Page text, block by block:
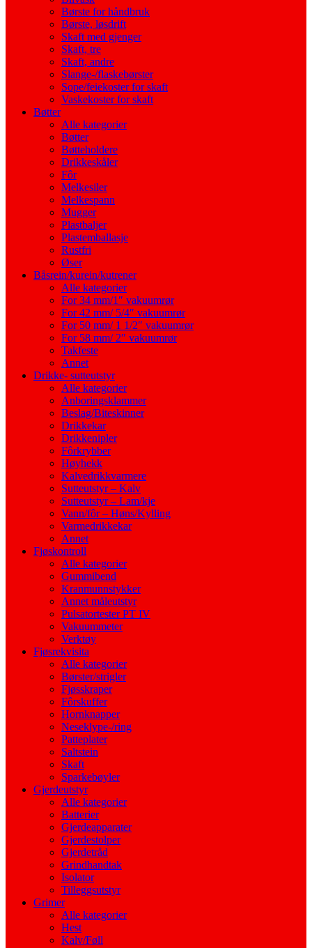
Børste for håndbruk
Børste, løsdrift
Skaft med gjenger
Skaft, tre
Skaft, andre
Slange-/flaskebørster
Sope/feiekoster for skaft
Vaskekoster for skaft
Bøtter
Alle kategorier
Bøtter
Bøtteholdere
Drikkeskåler
Fôr
Melkesiler
Melkespann
Mugger
Plastbaljer
Plastemballasje
Rustfri
Øser
Båsrein/kurein/kutrener
Alle kategorier
For 34 mm/1″ vakuumrør
For 42 mm/ 5/4″ vakuumrør
For 50 mm/ 1 1/2″ vakuumrør
For 58 mm/ 2″ vakuumrør
Takfeste
Annet
Drikke- sutteutstyr
Alle kategorier
Anboringsklammer
Beslag/Biteskinner
Drikkekar
Drikkenipler
Fôrkrybber
Høyhekk
Kalvedrikkvarmere
Sutteutstyr – Kalv
Sutteutstyr – Lam/kje
Vann/fôr – Høns/Kylling
Varmedrikkekar
Annet
Fjøskontroll
Alle kategorier
Gummibend
Kranmunnstykker
Annet måleutstyr
Pulsatortester PT IV
Vakuummeter
Verktøy
Fjøsrekvisita
Alle kategorier
Børster/strigler
Fjøsskraper
Fôrskuffer
Hornknapper
Neseklype-/ring
Patteplater
Saltstein
Skaft
Sparkebøyler
Gjerdeutstyr
Alle kategorier
Batterier
Gjerdeapparater
Gjerdestolper
Gjerdetråd
Grindhandtak
Isolator
Tilleggsutstyr
Grimer
Alle kategorier
Hest
Kalv/Føll